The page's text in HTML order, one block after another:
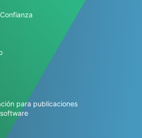
para publicaciones